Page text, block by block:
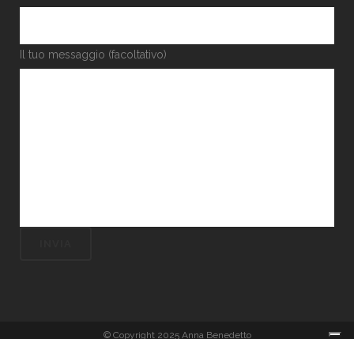
Il tuo messaggio (facoltativo)
© Copyright 2025 Anna Benedetto